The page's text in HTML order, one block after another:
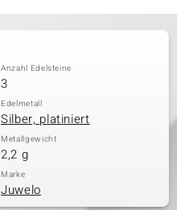
Anzahl Edelsteine
3
Edelmetall
Silber, platiniert
Metallgewicht
2,2 g
Marke
Juwelo